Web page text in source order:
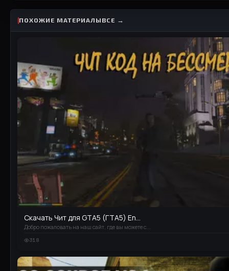
ПОХОЖИЕ МАТЕРИАЛЫ ВСЕ →
Скачать Чит для GTA5 (ГТА5) En...
Добро пожаловать на наш сайт, где вы можете с...
318